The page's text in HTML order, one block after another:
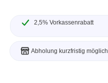
2,5% Vorkassenrabatt
Abholung kurzfristig möglich